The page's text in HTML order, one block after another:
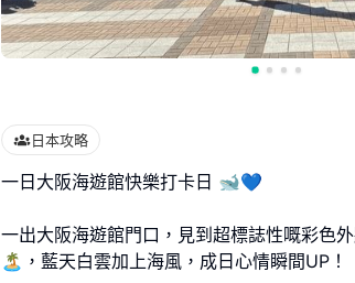
日本攻略
一日大阪海遊館快樂打卡日 🐋💙
一出大阪海遊館門口，見到超標誌性嘅彩色
🏝️，藍天白雲加上海風，成日心情瞬間UP！